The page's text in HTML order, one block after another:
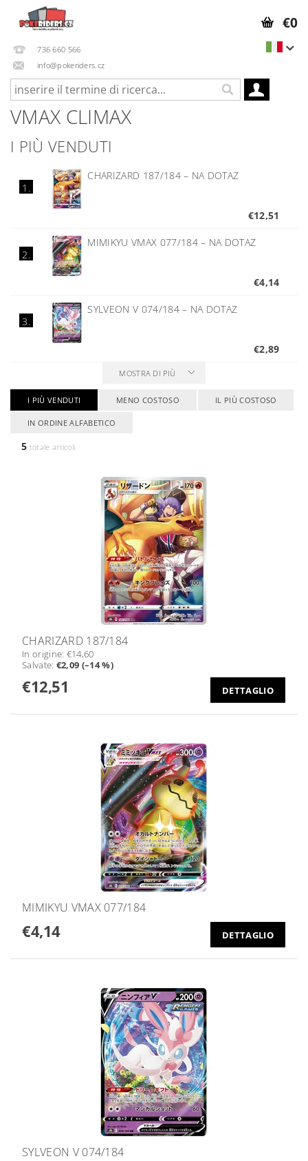
736 660 566
info@pokeriders.cz
€0
VMAX CLIMAX
I PIÙ VENDUTI
1.
CHARIZARD 187/184– NA DOTAZ
€12,51
2.
MIMIKYU VMAX 077/184– NA DOTAZ
€4,14
3.
SYLVEON V 074/184– NA DOTAZ
€2,89
MOSTRA DI PIÙ
I PIÙ VENDUTI MENO COSTOSO IL PIÙ COSTOSO
IN ORDINE ALFABETICO
5 totale articoli
CHARIZARD 187/184
In origine: €14,60
Salvate: €2,09 (–14 %)
€12,51 DETTAGLIO
MIMIKYU VMAX 077/184
€4,14 DETTAGLIO
SYLVEON V 074/184